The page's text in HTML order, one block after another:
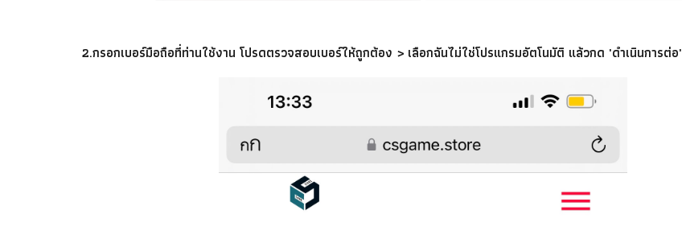
2.กรอกเบอร์มือถือที่ท่านใช้งาน โปรดตรวจสอบเบอร์ให้ถูกต้อง > เลือกฉันไม่ใช่โปรแกรมอัตโนมัติ แล้วกด 'ดำเนินการต่อ'